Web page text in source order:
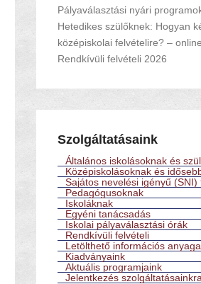
Pályaválasztási nyári
Hetedikes szülőknek: Hogyan
középiskolai felvételire? –
Rendkívüli felvételi 2026
Szolgáltatásaink
Általános iskolásoknak és
Középiskolásoknak és
Sajátos nevelési igényű (SNI)
Pedagógusoknak
Iskoláknak
Egyéni tanácsadás
Iskolai pályaválasztási órák
Rendkívüli felvételi
Letölthető információs
Kiadványaink
Aktuális programjaink
Jelentkezés szolgáltatásainkra